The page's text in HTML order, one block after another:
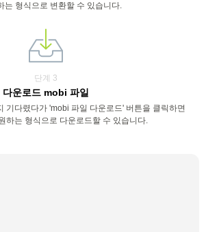
는 형식으로 변환할 수 있습니다.
단계 3
다운로드 mobi 파일
기다렸다가 'mobi 파일 다운로드' 버튼을 클릭하면
하는 형식으로 다운로드할 수 있습니다.